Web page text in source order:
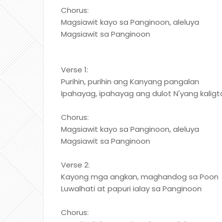
Chorus:
Magsiawit kayo sa Panginoon, aleluya
Magsiawit sa Panginoon
Verse 1:
Purihin, purihin ang Kanyang pangalan
Ipahayag, ipahayag ang dulot N'yang
Chorus:
Magsiawit kayo sa Panginoon, aleluya
Magsiawit sa Panginoon
Verse 2:
Kayong mga angkan, maghandog sa Poon
Luwalhati at papuri ialay sa Panginoon
Chorus: